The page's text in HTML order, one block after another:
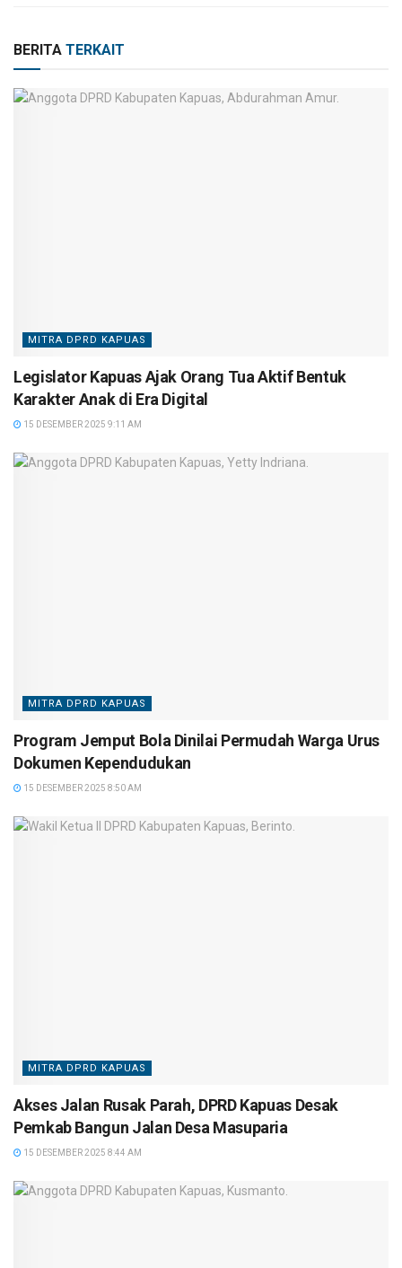
BERITA TERKAIT
MITRA DPRD KAPUAS
Legislator Kapuas Ajak Orang Tua Aktif Bentuk
Karakter Anak di Era Digital
15 DESEMBER 2025 9:11 AM
MITRA DPRD KAPUAS
Program Jemput Bola Dinilai Permudah Warga Urus
Dokumen Kependudukan
15 DESEMBER 2025 8:50 AM
MITRA DPRD KAPUAS
Akses Jalan Rusak Parah, DPRD Kapuas Desak
Pemkab Bangun Jalan Desa Masuparia
15 DESEMBER 2025 8:44 AM